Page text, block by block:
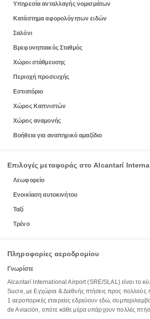
Υπηρεσία ανταλλαγής νομισμάτων
Κατάστημα αφορολόγητων ειδών
Σαλόνι
Βρεφονηπιακός Σταθμός
Χώροι στάθμευσης
Περιοχή προσευχής
Εστιατόριο
Χώρος Καπνιστών
Χώρος αναμονής
Βοήθεια για αναπηρικό αμαξίδιο
Επιλογές μεταφοράς στο Alcantarí
Λεωφορείο
Ενοικίαση αυτοκινήτου
Ταξί
Τρένο
Πληροφορίες αεροδρομίου
Γνωρίστε
Alcantarí International Airport (SRE/SLAL) είναι το
Sucre, με Εγχώρια & Διεθνής πτήσεις προς
1 αεροπορικές εταιρείες εδρεύουν εδώ,
de Aviación, οπότε κάθε μέρα υπάρχουν πολλές